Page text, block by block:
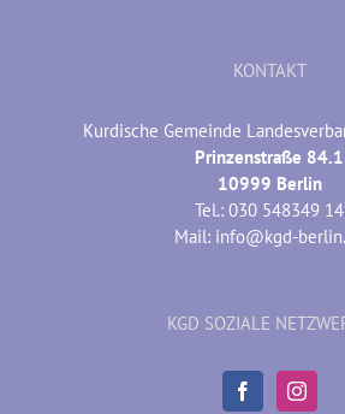
KONTAKT
Kurdische Gemeinde
Prinzenstraße 84.1
10999 Berlin
Tel.: 030 548349 14
Mail: info@kgd-
KGD SOZIALE